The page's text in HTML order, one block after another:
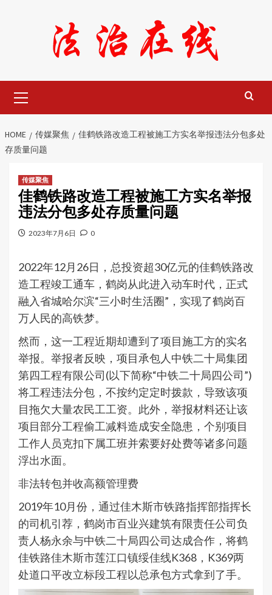
Menu
HOME 传媒聚焦
佳鹤铁路改造工程被施工方实名举报违法分包多处
存质量问题
传媒聚焦
佳鹤铁路改造工程被施工方实名举报
违法分包多处存质量问题
2023年7月6日 0
2022年12月26日，总投资超30亿元的佳鹤铁路改
造工程竣工通车，鹤岗从此进入动车时代，正式
融入省城哈尔滨“三小时生活圈”，实现了鹤岗百
万人民的高铁梦。
然而，这一工程近期却遭到了项目施工方的实名
举报。举报者反映，项目承包人中铁二十局集团
第四工程有限公司(以下简称“中铁二十局四公司”)
将工程违法分包，不按约定定时拨款，导致该项
目拖欠大量农民工工资。此外，举报材料还让该
项目部分工程偷工减料造成安全隐患，个别项目
工作人员克扣下属工班并索要好处费等诸多问题
浮出水面。
非法转包并收高额管理费
2019年10月份，通过佳木斯市铁路指挥部指挥长
的司机引荐，鹤岗市百业兴建筑有限责任公司负
责人杨永余与中铁二十局四公司达成合作，将鹤
佳铁路佳木斯市莲江口镇绥佳线K368，K369两
处道口平改立标段工程以总承包方式拿到了手。